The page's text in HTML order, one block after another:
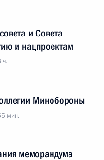
и Совета
и нацпроектам
ч.
Минобороны
мин.
меморандума